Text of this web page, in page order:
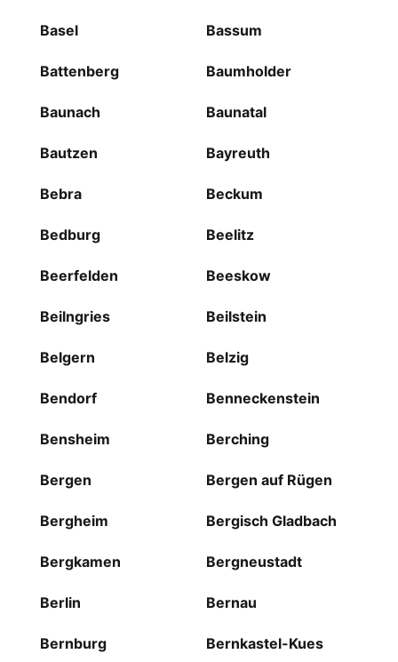
Basel Bassum
Battenberg Baumholder
Baunach Baunatal
Bautzen Bayreuth
Bebra Beckum
Bedburg Beelitz
Beerfelden Beeskow
Beilngries Beilstein
Belgern Belzig
Bendorf Benneckenstein
Bensheim Berching
Bergen Bergen auf Rügen
Bergheim Bergisch Gladbach
Bergkamen Bergneustadt
Berlin Bernau
Bernburg Bernkastel-Kues